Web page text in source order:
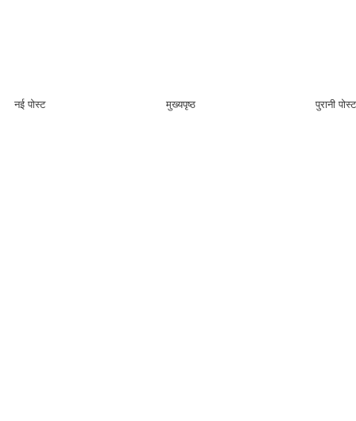
नई पोस्ट पुरानी पोस्ट
मुख्यपृष्ठ